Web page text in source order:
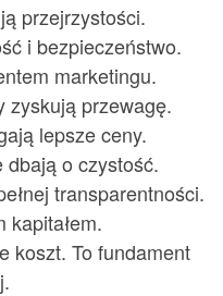
przejrzystości.
i bezpieczeństwo.
marketingu.
zyskują przewagę.
lepsze ceny.
dbają o czystość.
transparentności.
kapitałem.
koszt. To fundament